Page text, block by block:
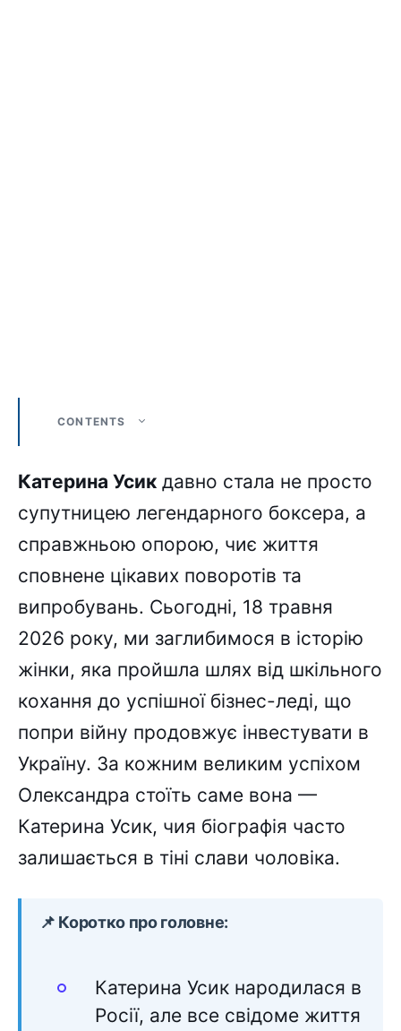
CONTENTS
Катерина Усик давно стала не просто
супутницею легендарного боксера, а
справжньою опорою, чиє життя
сповнене цікавих поворотів та
випробувань. Сьогодні, 18 травня
2026 року, ми заглибимося в історію
жінки, яка пройшла шлях від шкільного
кохання до успішної бізнес-леді, що
попри війну продовжує інвестувати в
Україну. За кожним великим успіхом
Олександра стоїть саме вона —
Катерина Усик, чия біографія часто
залишається в тіні слави чоловіка.
📌 Коротко про головне:
Катерина Усик народилася в
Росії, але все свідоме життя